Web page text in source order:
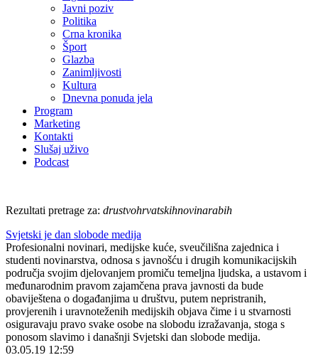
Javni poziv
Politika
Crna kronika
Šport
Glazba
Zanimljivosti
Kultura
Dnevna ponuda jela
Program
Marketing
Kontakti
Slušaj uživo
Podcast
Rezultati pretrage za: drustvohrvatskihnovinarabih
Svjetski je dan slobode medija
Profesionalni novinari, medijske kuće, sveučilišna zajednica i
studenti novinarstva, odnosa s javnošću i drugih komunikacijskih
područja svojim djelovanjem promiču temeljna ljudska, a ustavom i
međunarodnim pravom zajamčena prava javnosti da bude
obaviještena o događanjima u društvu, putem nepristranih,
provjerenih i uravnoteženih medijskih objava čime i u stvarnosti
osiguravaju pravo svake osobe na slobodu izražavanja, stoga s
ponosom slavimo i današnji Svjetski dan slobode medija.
03.05.19 12:59